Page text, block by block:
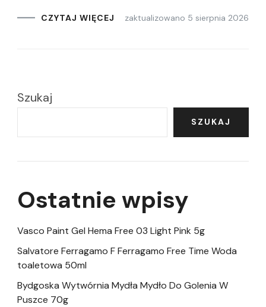
CZYTAJ WIĘCEJ zaktualizowano 5 sierpnia 2026
Szukaj
SZUKAJ
Ostatnie wpisy
Vasco Paint Gel Hema Free 03 Light Pink 5g
Salvatore Ferragamo F Ferragamo Free Time Woda
toaletowa 50ml
Bydgoska Wytwórnia Mydła Mydło Do Golenia W
Puszce 70g